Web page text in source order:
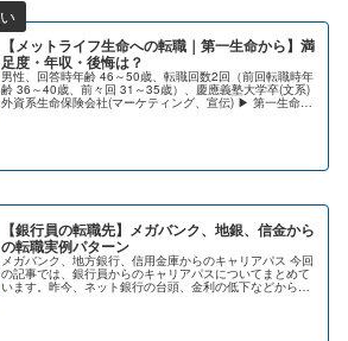
【メットライフ生命への転職｜第一生命から】満
足度・年収・後悔は？
男性、回答時年齢 46～50歳、転職回数2回（前回転職時年
齢 36～40歳、前々回 31～35歳）、慶應義塾大学卒(文系)
外資系生命保険会社(マーケティング、宣伝) ▶ 第一生命保
【銀行員の転職先】メガバンク、地銀、信金から
の転職実例パターン
メガバンク、地方銀行、信用金庫からのキャリアパス 今回
の記事では、銀行員からのキャリアパスについてまとめて
います。昨今、ネット銀行の台頭、金利の低下などから従
来からあるメガバンク、地方銀行、信用金庫などの金融機